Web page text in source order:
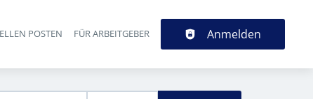
POSTEN FÜR ARBEITGEBER Anmelden